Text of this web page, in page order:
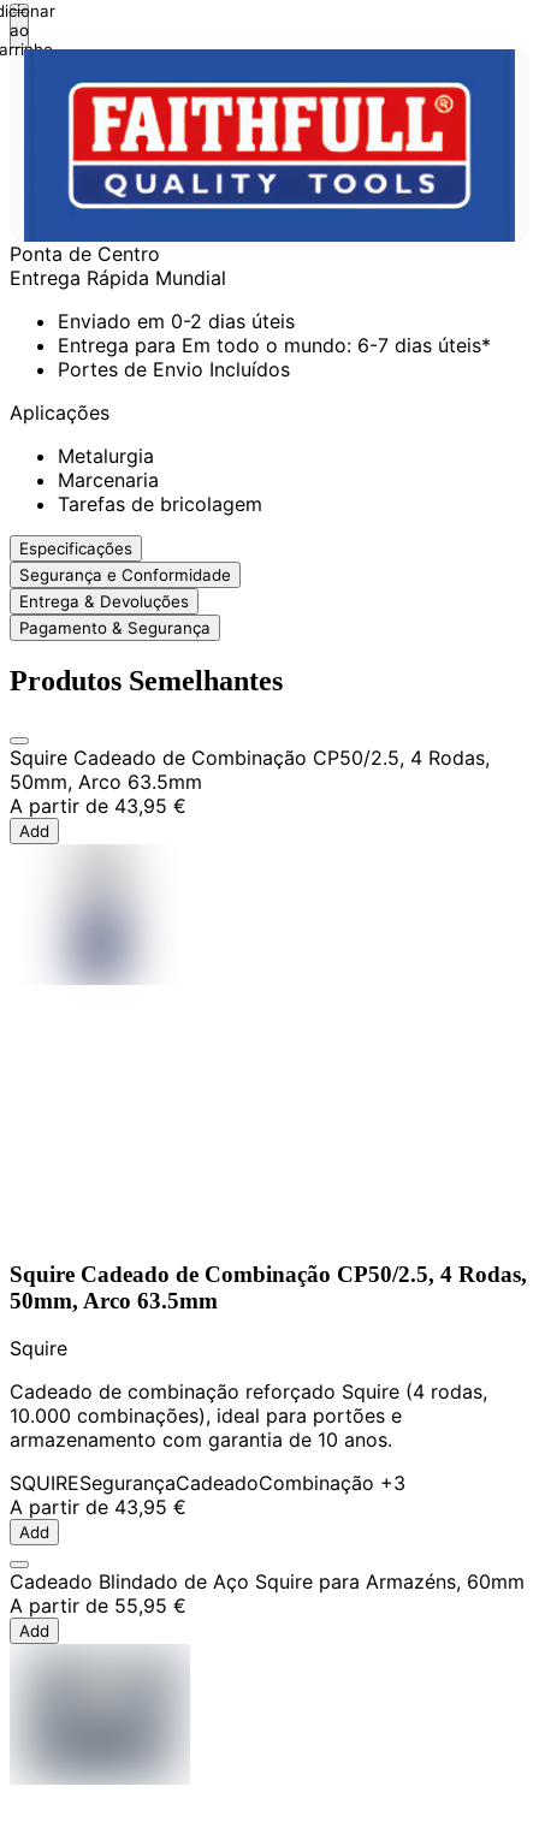
ao
Ponta de Centro
Entrega Rápida Mundial
Enviado em 0-2 dias úteis
Entrega para Em todo o mundo: 6-7 dias úteis*
Portes de Envio Incluídos
Aplicações
Metalurgia
Marcenaria
Tarefas de bricolagem
Especificações
Segurança e Conformidade
Entrega & Devoluções
Pagamento & Segurança
Produtos Semelhantes
Squire Cadeado de Combinação CP50/2.5, 4 Rodas,
50mm, Arco 63.5mm
A partir de 43,95 €
Add
Squire Cadeado de Combinação CP50/2.5, 4 Rodas,
50mm, Arco 63.5mm
Squire
Cadeado de combinação reforçado Squire (4 rodas,
10.000 combinações), ideal para portões e
armazenamento com garantia de 10 anos.
SQUIRESegurançaCadeadoCombinação +3
A partir de 43,95 €
Add
Cadeado Blindado de Aço Squire para Armazéns, 60mm
A partir de 55,95 €
Add